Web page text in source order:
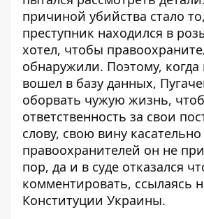
причиной убийства стало
преступник находился в
хотел, чтобы
обнаружили. Поэтому,
вошел в базу данных,
оборвать чужую жизнь,
ответственность за свои
слову, свою вину
правоохранителей он не
пор, да и в суде отказался
комментировать, ссылаясь
Конституции Украины.